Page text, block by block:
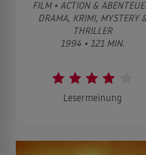
FILM • ACTION &
DRAMA, KRIMI, MYSTERY
THRILLER
1994 • 121 MIN.
Lesermeinung